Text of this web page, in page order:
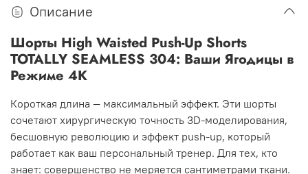
Описание
Шорты High Waisted Push-Up Shorts
TOTALLY SEAMLESS 304: Ваши Ягодицы в
Режиме 4K
Короткая длина — максимальный эффект. Эти шорты
сочетают хирургическую точность 3D-моделирования,
бесшовную революцию и эффект push-up, который
работает как ваш персональный тренер. Для тех, кто
знает: совершенство не меряется сантиметрами ткани.